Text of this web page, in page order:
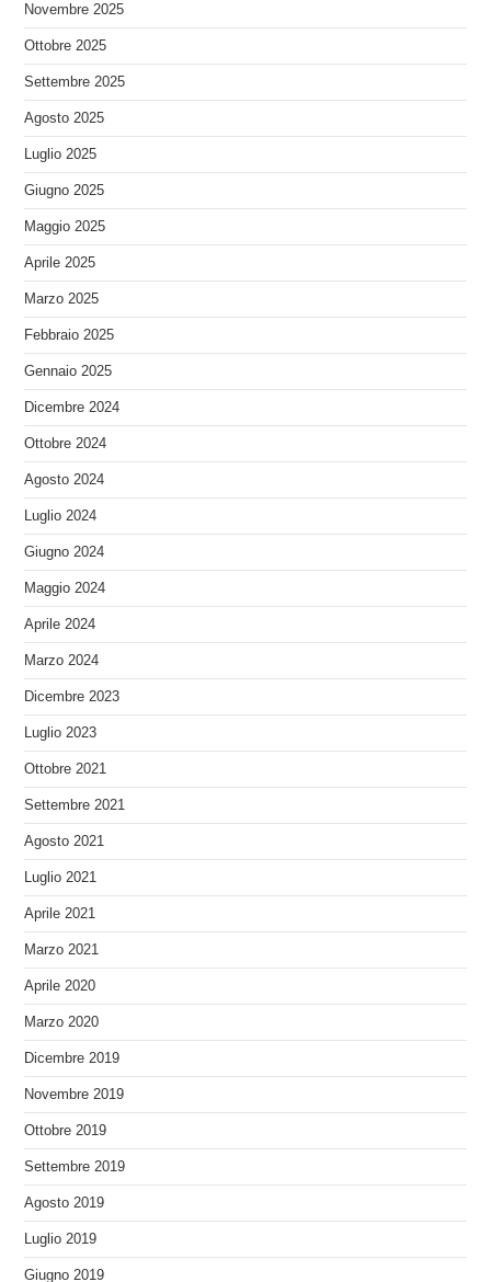
Novembre 2025
Ottobre 2025
Settembre 2025
Agosto 2025
Luglio 2025
Giugno 2025
Maggio 2025
Aprile 2025
Marzo 2025
Febbraio 2025
Gennaio 2025
Dicembre 2024
Ottobre 2024
Agosto 2024
Luglio 2024
Giugno 2024
Maggio 2024
Aprile 2024
Marzo 2024
Dicembre 2023
Luglio 2023
Ottobre 2021
Settembre 2021
Agosto 2021
Luglio 2021
Aprile 2021
Marzo 2021
Aprile 2020
Marzo 2020
Dicembre 2019
Novembre 2019
Ottobre 2019
Settembre 2019
Agosto 2019
Luglio 2019
Giugno 2019